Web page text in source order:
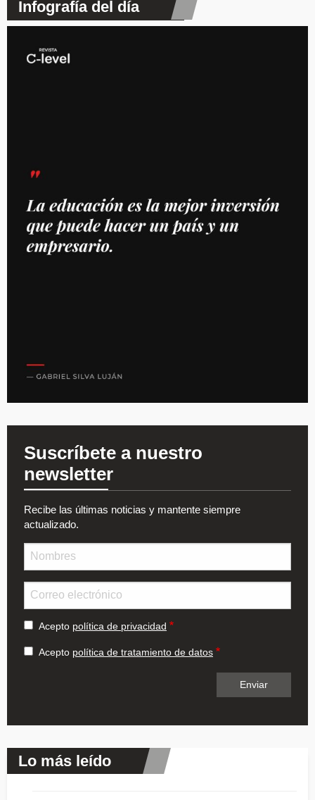
Infografía del día
Suscríbete a nuestro
newsletter
Recibe las últimas noticias y mantente siempre
actualizado.
Acepto política de privacidad
Acepto política de tratamiento de datos
Lo más leído